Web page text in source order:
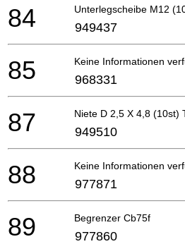
Unterlegscheibe M12
84 949437
Keine Informationen
85 968331
Niete D 2,5 X 4,8 (10st)
87 949510
Keine Informationen
88 977871
Begrenzer Cb75f
89 977860